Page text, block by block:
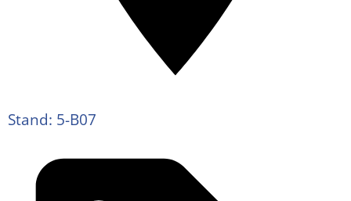
Stand: 5-B07